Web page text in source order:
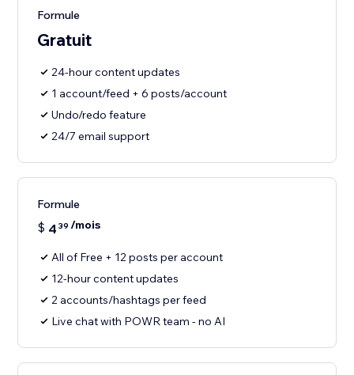
Formule
Gratuit
24-hour content updates
1 account/feed + 6 posts/account
Undo/redo feature
24/7 email support
Formule
$ 4 39 /mois
All of Free + 12 posts per account
12-hour content updates
2 accounts/hashtags per feed
Live chat with POWR team - no AI